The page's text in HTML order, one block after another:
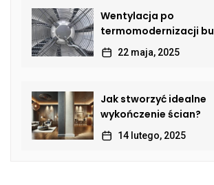
Wentylacja po
termomodernizacji
jak przywrócić
powietrza?
22 maja, 2025
Jak stworzyć idealne
wykończenie ścian?
14 lutego, 2025